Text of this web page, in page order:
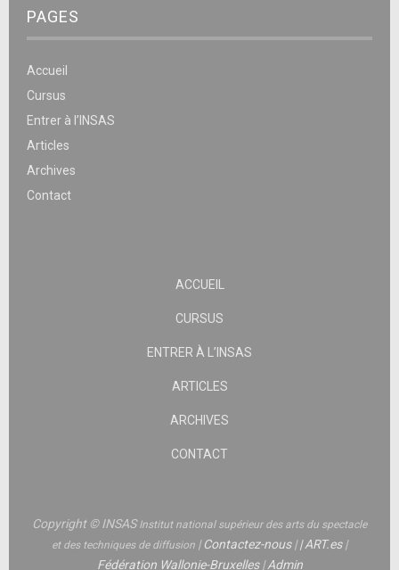
PAGES
Accueil
Cursus
Entrer à l’INSAS
Articles
Archives
Contact
ACCUEIL
CURSUS
ENTRER À L’INSAS
ARTICLES
ARCHIVES
CONTACT
Copyright © INSASInstitut national supérieur des arts du spectacle
et des techniques de diffusion |Contactez-nous||ART.es|
Fédération Wallonie-Bruxelles|Admin